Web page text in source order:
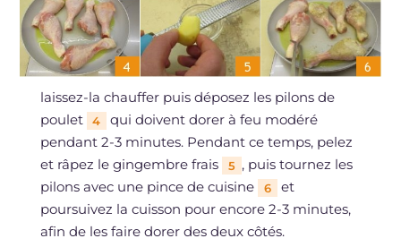
laissez-la chauffer puis déposez les pilons de
poulet
4
qui doivent dorer à feu modéré
pendant 2-3 minutes. Pendant ce temps, pelez
et râpez le gingembre frais
5 , puis tournez les
pilons avec une pince de cuisine
6
et
poursuivez la cuisson pour encore 2-3 minutes,
afin de les faire dorer des deux côtés.